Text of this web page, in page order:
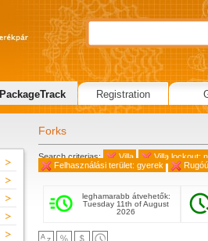
Forks
Search criterias: Villa
Villa lockout:
Felhasználási terület: gyerek
leghamarabb átvehetők:
Tuesday 11th of August
2026
PackageTrack Registration